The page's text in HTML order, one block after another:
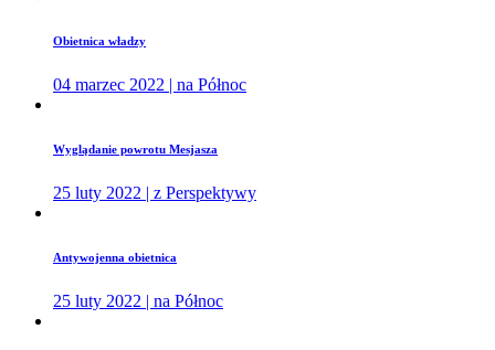
Obietnica władzy
04 marzec 2022 | na Północ
Wyglądanie powrotu Mesjasza
25 luty 2022 | z Perspektywy
Antywojenna obietnica
25 luty 2022 | na Północ